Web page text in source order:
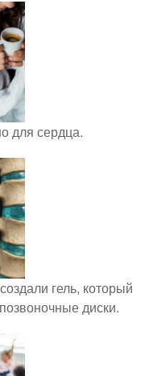
для сердца.
гель, который
диски.